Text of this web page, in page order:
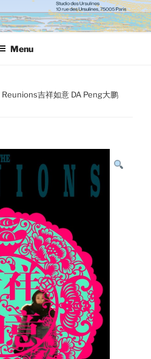
Menu
吉祥如意 DA Peng大鹏